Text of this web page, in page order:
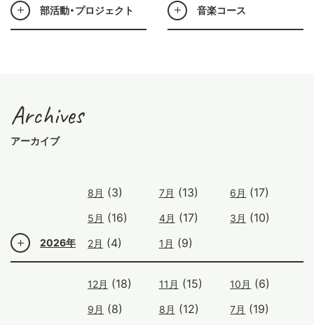
部活動・プロジェクト 音楽コース
Archives
アーカイブ
2026年
8月 (3) 7月 (13) 6月 (17)
5月 (16) 4月 (17) 3月 (10)
2月 (4) 1月 (9)
12月 (18) 11月 (15) 10月 (6)
9月 (8) 8月 (12) 7月 (19)